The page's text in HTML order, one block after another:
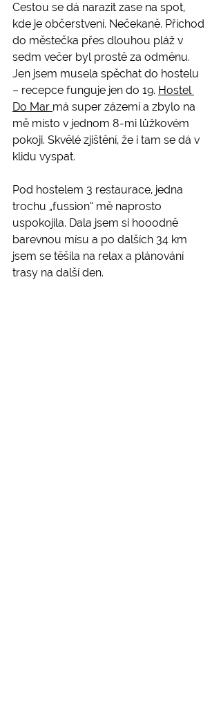
Cestou se dá narazit zase na spot,
kde je občerstvení. Nečekaně. Příchod
do městečka přes dlouhou pláž v
sedm večer byl prostě za odměnu.
Jen jsem musela spěchat do hostelu
– recepce funguje jen do 19. Hostel
Do Mar má super zázemí a zbylo na
mě místo v jednom 8-mi lůžkovém
pokoji. Skvělé zjištění, že i tam se dá v
klidu vyspat.
Pod hostelem 3 restaurace, jedna
trochu „fussion“ mě naprosto
uspokojila. Dala jsem si hooodně
barevnou mísu a po dalších 34 km
jsem se těšila na relax a plánování
trasy na další den.